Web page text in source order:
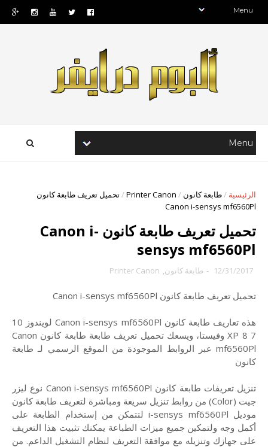
الرئيسية /طابعة كانون /
Printer Canon
/تحميل تعريف طابعة كانون
Canon i-sensys mf6560Pl
تحميل تعريف طابعة كانون Canon i-
sensys mf6560Pl
12/31/2017
- طابعة كانون,
Printer Canon
تحميل تعريف طابعة كانون Canon i-sensys mf6560Pl
هذه تعاريف طابعة كانون Canon i-sensys mf6560Pl لويندوز 10
7 8 XP وفيستا، ويسعك تحميل تعريف طابعة طابعة كانون Canon
mf6560Pl عبر الروابط الموجودة من الموقع الرسمي لـ طابعة
كانون
تنزيل تعريفات طابعة كانون Canon i-sensys mf6560Pl نوع ليزر
جيت (Color) من روابط تنزيل سريعة ومباشرة لتعريف طابعة كانون
موديل i-sensys mf6560Pl لتتمكن من إستخدام الطابعة على
أكمل وجه ولتمكين جميع ميزات الطباعة يمكنك تثبيت هذا التعريف
على جهازك وتنزيله مع موافقة التعريف لنظام التشغيل الداعم. من